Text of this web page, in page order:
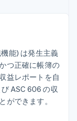
能) は発生主義
つ正確に帳簿の
益レポートを自
ASC 606 の収
ができます。